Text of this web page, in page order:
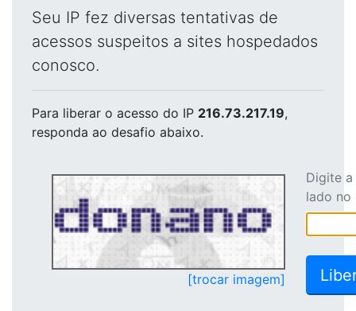
Seu IP fez diversas tentativas de
acessos suspeitos a sites hospedados
conosco.
Para liberar o acesso do IP 216.73.217.19,
responda ao desafio abaixo.
[trocar imagem]
Digite
lado no